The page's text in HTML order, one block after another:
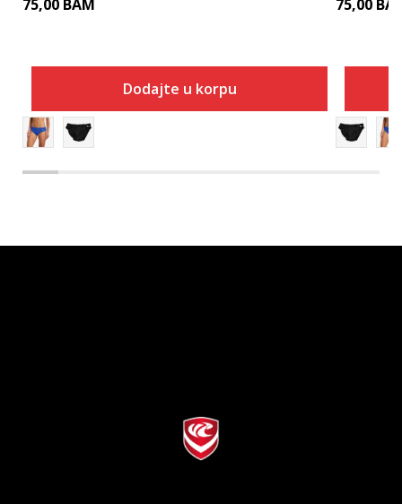
75,00 BAM
Dodajte u korpu
75,00